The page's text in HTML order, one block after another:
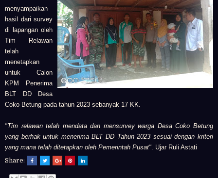
menyampaikan
hasil dari survey
di lapangan oleh
Tim Relawan
telah
menetapkan
untuk Calon
KPM Penerima
BLT DD Desa
Coko Betung pada tahun 2023 sebanyak 17 KK.
"Tim relawan telah mendata dan mensurvey warga Desa Coko Betung
yang berhak untuk menerima BLT DD Tahun 2023 sesuai dengan kriteri
yang mana telah ditetapkan oleh Pemerintah Pusat" . Ujar Ruli Astati
Share: